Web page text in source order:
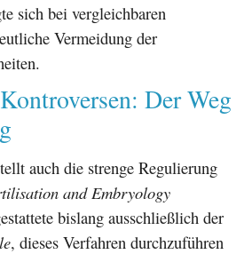
sich bei vergleichbaren
Vermeidung der
Der Weg
auch die strenge Regulierung
and Embryology
bislang ausschließlich der
, dieses Verfahren durchzuführen